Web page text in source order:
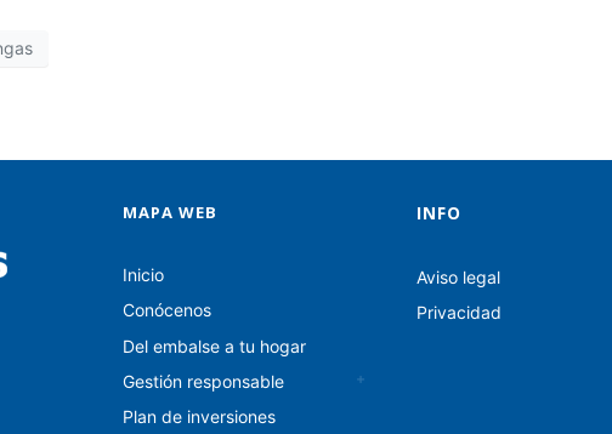
MAPA WEB
Inicio
Conócenos
Del embalse a tu hogar
Gestión responsable
Plan de inversiones
INFO
Aviso legal
Privacidad